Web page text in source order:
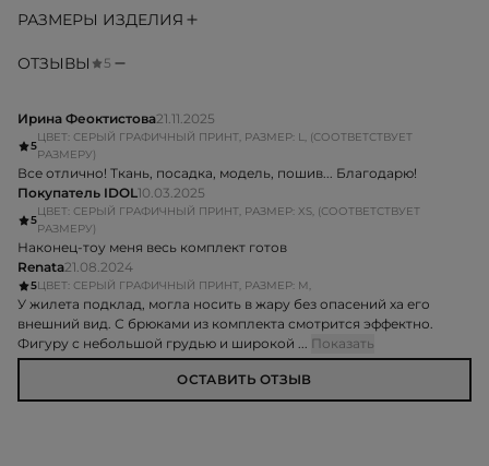
РАЗМЕРЫ ИЗДЕЛИЯ
ОТЗЫВЫ 5
Ирина Феоктистова21.11.2025
5
ЦВЕТ: СЕРЫЙ ГРАФИЧНЫЙ ПРИНТ, РАЗМЕР: L, (СООТВЕТСТВУЕТ
РАЗМЕРУ)
Все отлично! Ткань, посадка, модель, пошив... Благодарю!
Покупатель IDOL10.03.2025
5
ЦВЕТ: СЕРЫЙ ГРАФИЧНЫЙ ПРИНТ, РАЗМЕР: XS, (СООТВЕТСТВУЕТ
РАЗМЕРУ)
Наконец-тоу меня весь комплект готов
Renata21.08.2024
5ЦВЕТ: СЕРЫЙ ГРАФИЧНЫЙ ПРИНТ, РАЗМЕР: M,
У жилета подклад, могла носить в жару без опасений ха его
внешний вид. С брюками из комплекта смотрится эффектно.
Фигуру с небольшой грудью и широкой ... Показать
ОСТАВИТЬ ОТЗЫВ